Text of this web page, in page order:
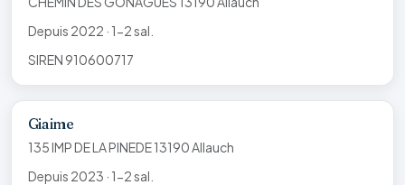
Depuis 2022 · 1-2 sal.
SIREN 910600717
Giaime
135 IMP DE LA PINEDE 13190 Allauch
Depuis 2023 · 1-2 sal.